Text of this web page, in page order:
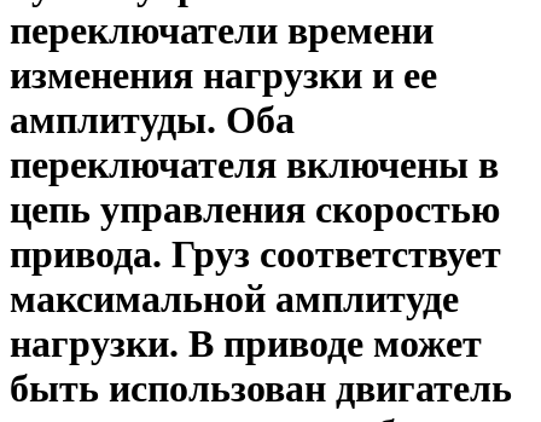
переключатели времени
изменения нагрузки и ее
амплитуды. Оба
переключателя включены в
цепь управления скоростью
привода. Груз соответствует
максимальной амплитуде
нагрузки. В приводе может
быть использован двигатель